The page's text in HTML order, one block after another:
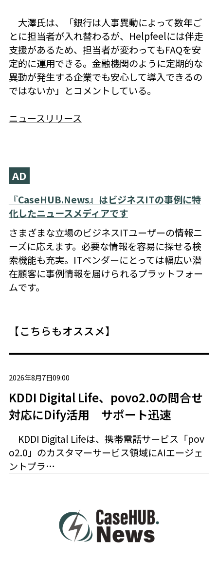
大澤氏は、「銀行は人事異動によって数年ご
とに担当者が入れ替わるが、Helpfeelには伴走
支援があるため、担当者が変わってもFAQを安
定的に運用できる。金融機関のように定期的な
異動が発生する企業でも安心して導入できるの
ではないか」とコメントしている。
ニュースリリース
AD
『CaseHUB.News』はビジネスITの事例に特
化したニュースメディアです
さまざまな立場のビジネスITユーザーの情報ニ
ーズに応えます。必要な情報を容易に探せる検
索機能も充実。ITベンダーにとっては幅広い潜
在顧客に事例情報を届けられるプラットフォー
ムです。
【こちらもオススメ】
2026年8月7日09:00
KDDI Digital Life、povo2.0の問合せ
対応にDify活用 サポート迅速
KDDI Digital Lifeは、携帯電話サービス「pov
o2.0」のカスタマーサービス領域にAIエージェ
ントプラ…